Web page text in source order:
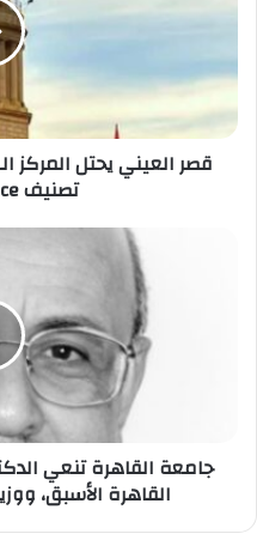
المركز
عالميًا
والثاني
إفريقيًا
في
تصنيف
تصنيف Brand Finance
الأسبق،
جامعة القاهرة تنعي
القاهرة الأسبق،